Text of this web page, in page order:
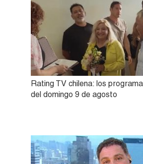
Rating TV chilena: los
del domingo 9 de agosto